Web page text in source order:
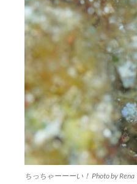
ちっちゃーーーい！ Photo by Rena